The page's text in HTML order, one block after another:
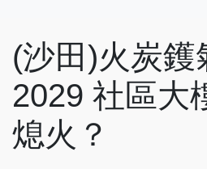
(沙田)火炭鑊
2029 社區大
熄火？